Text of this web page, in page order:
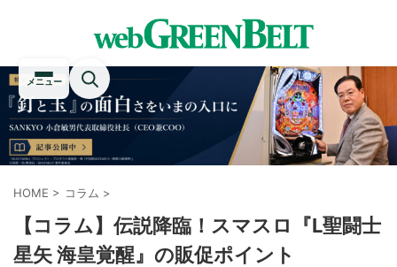
メニュー
HOME > コラム >
【コラム】伝説降臨！スマスロ『L聖闘士
星矢 海皇覚醒』の販促ポイント